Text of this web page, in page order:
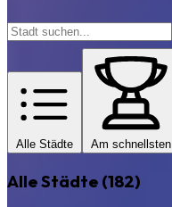
Alle Städte Am schnellsten
Alle Städte (182)